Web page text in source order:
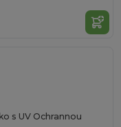
s UV Ochrannou